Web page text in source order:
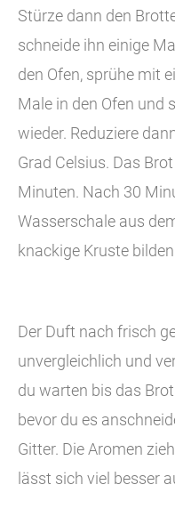
Stürze dann den
schneide ihn einige
den Ofen, sprühe mit
Male in den Ofen und
wieder. Reduziere
Grad Celsius. Das
Minuten. Nach 30
Wasserschale aus
knackige Kruste
Der Duft nach frisch
unvergleichlich und
du warten bis das
bevor du es
Gitter. Die Aromen
lässt sich viel besser